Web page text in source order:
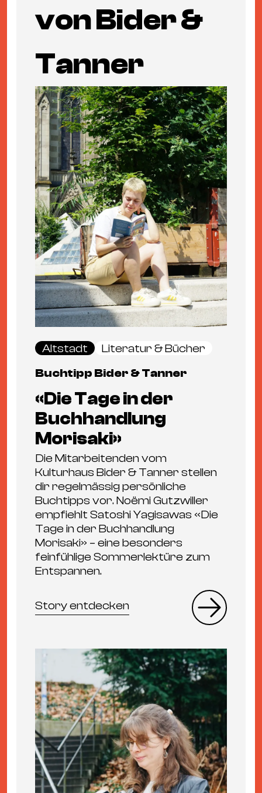
von Bider &
Tanner
Altstadt
Literatur & Bücher
Buchtipp Bider & Tanner
«Die Tage in der
Buchhandlung
Morisaki»
Die Mitarbeitenden vom
Kulturhaus Bider & Tanner stellen
dir regelmässig persönliche
Buchtipps vor. Noëmi Gutzwiller
empfiehlt Satoshi Yagisawas «Die
Tage in der Buchhandlung
Morisaki» – eine besonders
feinfühlige Sommerlektüre zum
Entspannen.
Story entdecken